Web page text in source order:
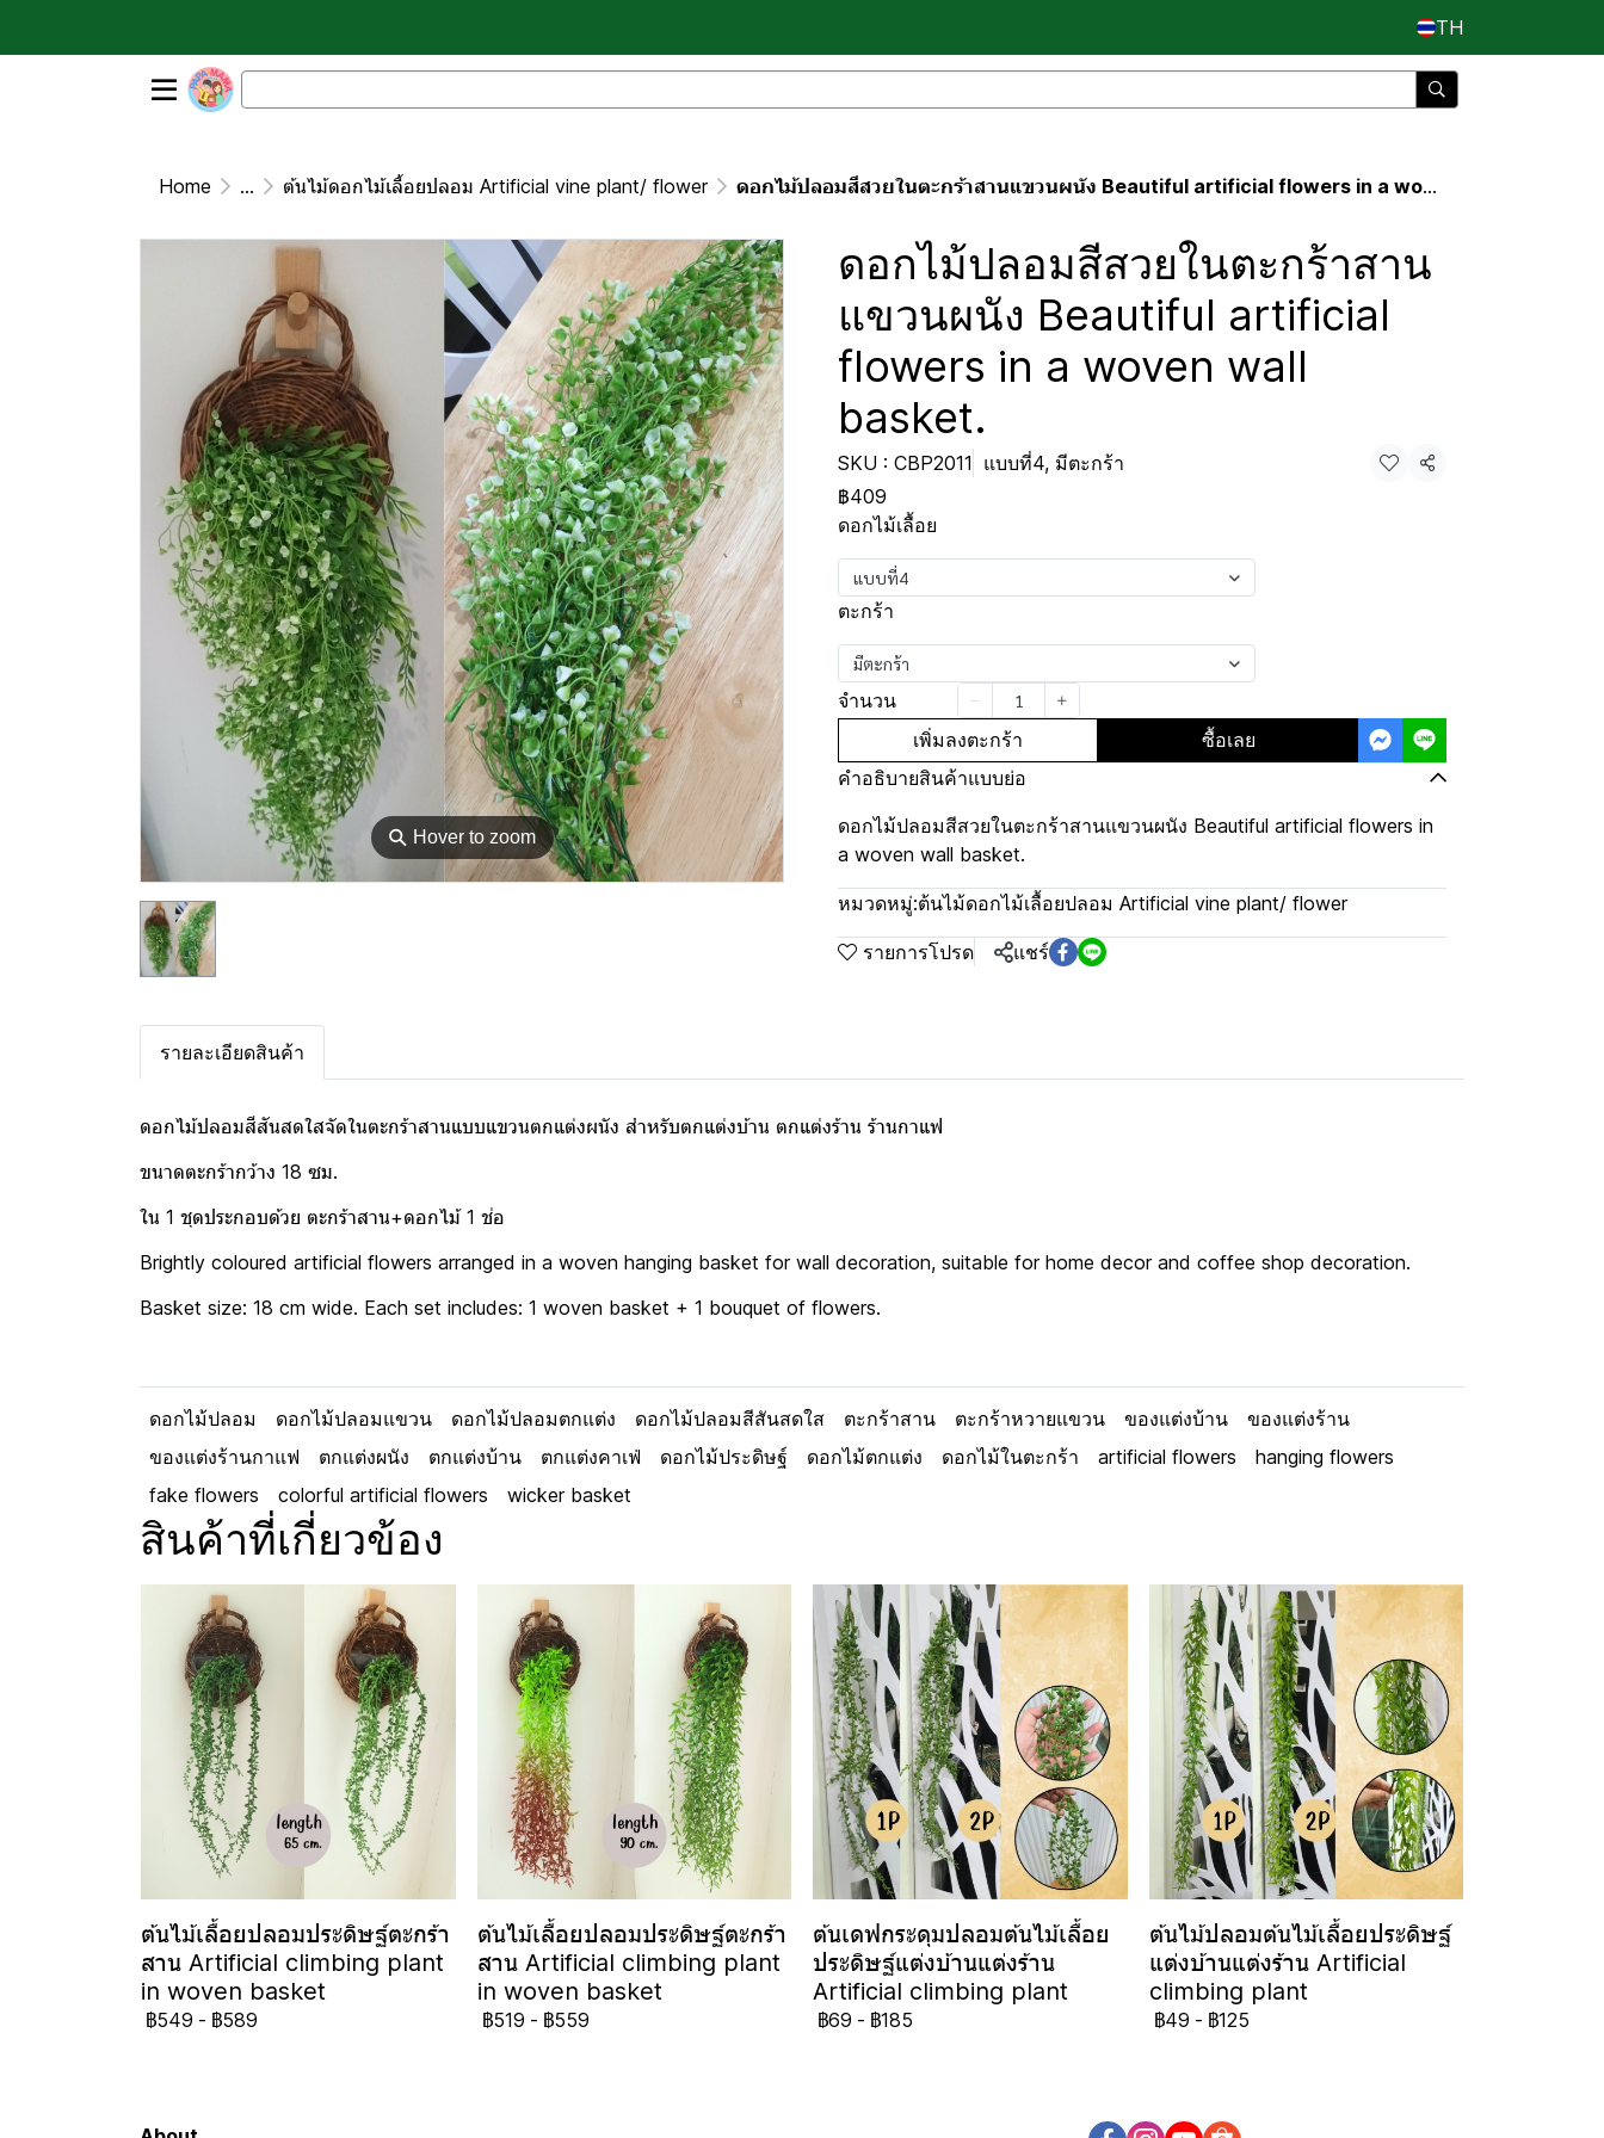
TH
Home ... ต้นไม้ดอกไม้เลื้อยปลอม Artificial vine plant/ flower ดอกไม้ปลอมสีสวยในตะกร้าสานแขวนผนัง Beautiful artificial flowers in a woven wall basket.
⚲ Hover to zoom
ดอกไม้ปลอมสีสวยในตะกร้าสาน
แขวนผนัง Beautiful artificial
flowers in a woven wall
basket.
SKU : CBP2011 แบบที่4, มีตะกร้า
แชร์
฿409
ดอกไม้เลื้อย
แบบที่4
ตะกร้า
มีตะกร้า
จำนวน
เพิ่มลงตะกร้า
ซื้อเลย
คำอธิบายสินค้าแบบย่อ
ดอกไม้ปลอมสีสวยในตะกร้าสานแขวนผนัง Beautiful artificial flowers in
a woven wall basket.
หมวดหมู่:ต้นไม้ดอกไม้เลื้อยปลอม Artificial vine plant/ flower
รายการโปรด แชร์
รายละเอียดสินค้า
ดอกไม้ปลอมสีสันสดใสจัดในตะกร้าสานแบบแขวนตกแต่งผนัง สำหรับตกแต่งบ้าน ตกแต่งร้าน ร้านกาแฟ
ขนาดตะกร้ากว้าง 18 ซม.
ใน 1 ชุดประกอบด้วย ตะกร้าสาน+ดอกไม้ 1 ช่อ
Brightly coloured artificial flowers arranged in a woven hanging basket for wall decoration, suitable for home decor and coffee shop decoration.
Basket size: 18 cm wide. Each set includes: 1 woven basket + 1 bouquet of flowers.
ดอกไม้ปลอม ดอกไม้ปลอมแขวน ดอกไม้ปลอมตกแต่ง ดอกไม้ปลอมสีสันสดใส ตะกร้าสาน ตะกร้าหวายแขวน ของแต่งบ้าน
ของแต่งร้าน
ของแต่งร้านกาแฟ
ตกแต่งผนัง ตกแต่งบ้าน ตกแต่งคาเฟ่ ดอกไม้ประดิษฐ์ ดอกไม้ตกแต่ง ดอกไม้ในตะกร้า artificial flowers
hanging flowers
fake flowers
colorful artificial flowers wicker basket
สินค้าที่เกี่ยวข้อง
ต้นไม้เลื้อยปลอมประดิษฐ์ตะกร้า
สาน Artificial climbing plant
in woven basket
฿549 - ฿589
ต้นไม้เลื้อยปลอมประดิษฐ์ตะกร้า
สาน Artificial climbing plant
in woven basket
฿519 - ฿559
ต้นเดฟกระดุมปลอมต้นไม้เลื้อย
ประดิษฐ์แต่งบ้านแต่งร้าน
Artificial climbing plant
฿69 - ฿185
ต้นไม้ปลอมต้นไม้เลื้อยประดิษฐ์
แต่งบ้านแต่งร้าน Artificial
climbing plant
฿49 - ฿125